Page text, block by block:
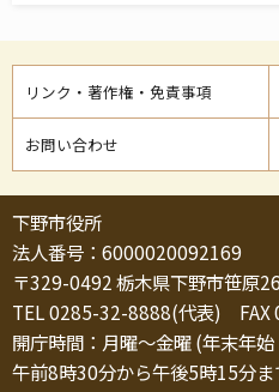
リンク・著作権・免責事項
お問い合わせ
下野市役所
法人番号：6000020092169
〒329-0492 栃木県下野市笹原
TEL 0285-32-8888(代表) FAX
開庁時間：月曜～金曜 (年末年
午前8時30分から午後5時15分ま